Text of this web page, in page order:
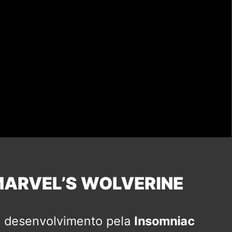
WOLVERINE
desenvolvimento pela Insomniac